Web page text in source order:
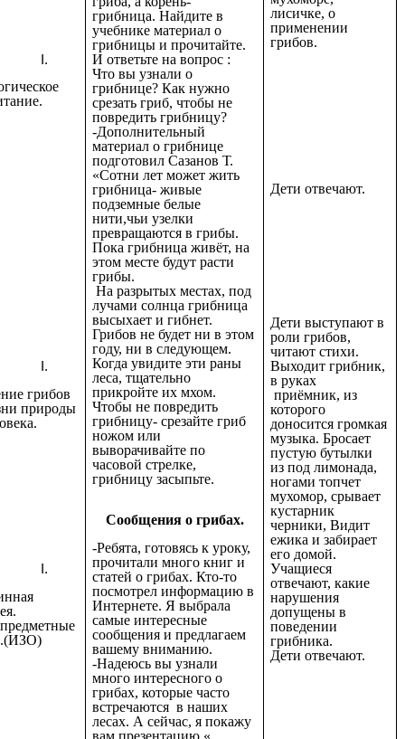
грибов
природы
грибница. Найдите в
учебнике материал о
грибницы и прочитайте.
И ответьте на вопрос :
Что вы узнали о
грибнице? Как нужно
срезать гриб, чтобы не
повредить грибницу?
-Дополнительный
материал о грибнице
подготовил Сазанов Т.
«Сотни лет может жить
грибница- живые
подземные белые
нити,чьи узелки
превращаются в грибы.
Пока грибница живёт, на
этом месте будут расти
грибы.
На разрытых местах, под
лучами солнца грибница
высыхает и гибнет.
Грибов не будет ни в этом
году, ни в следующем.
Когда увидите эти раны
леса, тщательно
прикройте их мхом.
Чтобы не повредить
грибницу- срезайте гриб
ножом или
выворачивайте по
часовой стрелке,
грибницу засыпьте.
Сообщения о грибах.
-Ребята, готовясь к уроку,
прочитали много книг и
статей о грибах. Кто-то
посмотрел информацию в
Интернете. Я выбрала
самые интересные
сообщения и предлагаем
вашему вниманию.
-Надеюсь вы узнали
много интересного о
грибах, которые часто
встречаются в наших
лесах. А сейчас, я покажу
вам презентацию «
лисичке, о
применении
грибов.
Дети отвечают.
Дети выступают в
роли грибов,
читают стихи.
Выходит грибник,
в руках
приёмник, из
которого
доносится громкая
музыка. Бросает
пустую бутылки
из под лимонада,
ногами топчет
мухомор, срывает
кустарник
черники, Видит
ежика и забирает
его домой.
Учащиеся
отвечают, какие
нарушения
допущены в
поведении
грибника.
Дети отвечают.